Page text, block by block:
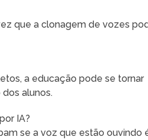
que a clonagem de vozes
a educação pode se tornar
alunos.
IA?
se a voz que estão ouvindo